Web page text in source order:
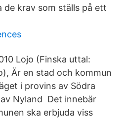
de krav som ställs på ett
Lojo (Finska uttal:
Är en stad och kommun
i provins av Södra
Nyland Det innebär
ska erbjuda viss